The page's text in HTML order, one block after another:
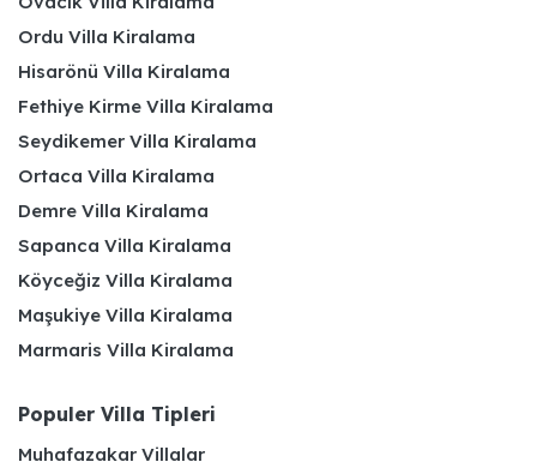
Ordu Villa Kiralama
Hisarönü Villa Kiralama
Fethiye Kirme Villa Kiralama
Seydikemer Villa Kiralama
Ortaca Villa Kiralama
Demre Villa Kiralama
Sapanca Villa Kiralama
Köyceğiz Villa Kiralama
Maşukiye Villa Kiralama
Marmaris Villa Kiralama
Populer Villa Tipleri
Muhafazakar Villalar